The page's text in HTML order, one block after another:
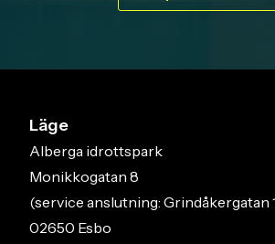
Läge
Alberga idrottspark
Monikkogatan 8
(service anslutning: Grindåkergatan
02650 Esbo